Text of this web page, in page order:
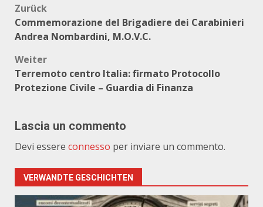
Beitragsnavigation
Zurück
Commemorazione del Brigadiere dei Carabinieri
Andrea Nombardini, M.O.V.C.
Weiter
Terremoto centro Italia: firmato Protocollo
Protezione Civile – Guardia di Finanza
Lascia un commento
Devi essere connesso per inviare un commento.
VERWANDTE GESCHICHTEN